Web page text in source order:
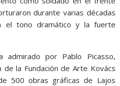
durante varias décadas
el tono dramático y la fuerte
por Pablo Picasso,
la Fundación de Arte Kovács
500 obras gráficas de Lajos